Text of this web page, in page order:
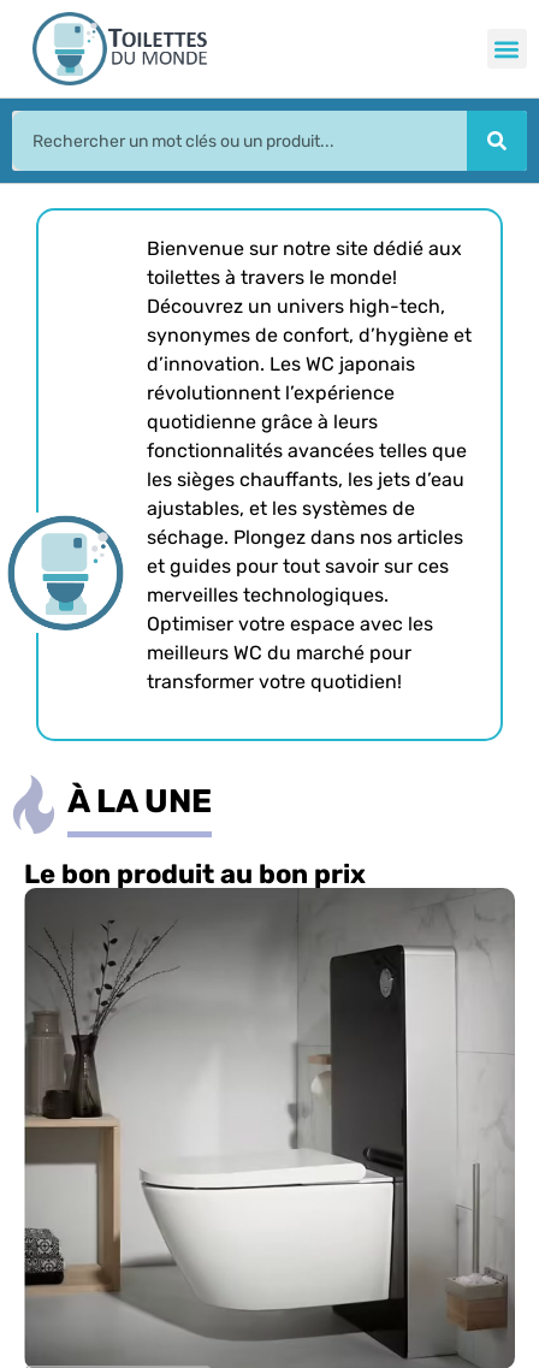
Bienvenue sur notre site dédié aux
toilettes à travers le monde!
Découvrez un univers high-tech,
synonymes de confort, d’hygiène et
d’innovation. Les WC japonais
révolutionnent l’expérience
quotidienne grâce à leurs
fonctionnalités avancées telles que
les sièges chauffants, les jets d’eau
ajustables, et les systèmes de
séchage. Plongez dans nos articles
et guides pour tout savoir sur ces
merveilles technologiques.
Optimiser votre espace avec les
meilleurs WC du marché pour
transformer votre quotidien!
À LA UNE
Le bon produit au bon prix